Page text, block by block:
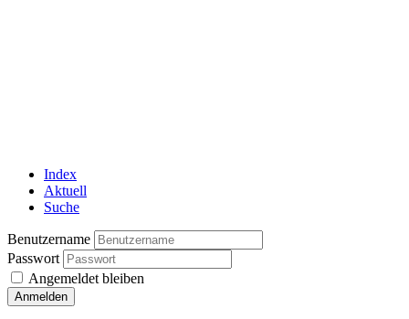
Index
Aktuell
Suche
Benutzername
Passwort
Angemeldet bleiben
Anmelden